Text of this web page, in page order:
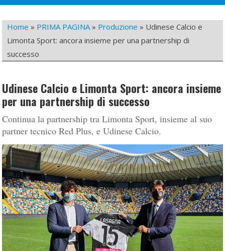
Home » PRIMA PAGINA» Produzione » Udinese Calcio e
Limonta Sport: ancora insieme per una partnership di
successo
Udinese Calcio e Limonta Sport: ancora insieme
per una partnership di successo
Continua la partnership tra Limonta Sport, insieme al suo
partner tecnico Red Plus, e Udinese Calcio.